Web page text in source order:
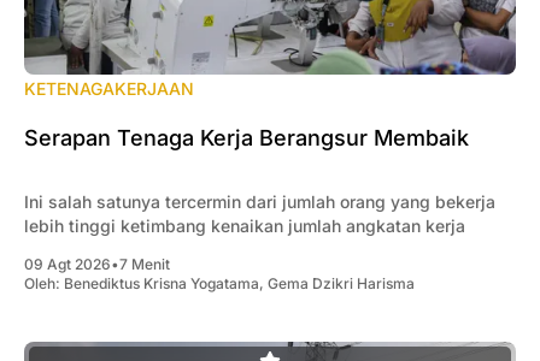
KETENAGAKERJAAN
Serapan Tenaga Kerja Berangsur Membaik
Ini salah satunya tercermin dari jumlah orang yang bekerja
lebih tinggi ketimbang kenaikan jumlah angkatan kerja
09 Agt 2026•7 Menit
Oleh: Benediktus Krisna Yogatama, Gema Dzikri Harisma